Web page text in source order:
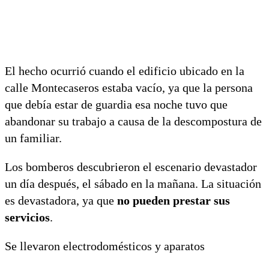
El hecho ocurrió cuando el edificio ubicado en la
calle Montecaseros estaba vacío, ya que la persona
que debía estar de guardia esa noche tuvo que
abandonar su trabajo a causa de la descompostura de
un familiar.
Los bomberos descubrieron el escenario devastador
un día después, el sábado en la mañana. La situación
es devastadora, ya que no pueden prestar sus
servicios.
Se llevaron electrodomésticos y aparatos